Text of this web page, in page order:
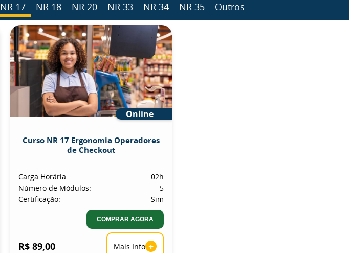
NR 17 NR 18 NR 20 NR 33 NR 34 NR 35 Outros
Online
Curso NR 17 Ergonomia Operadores
de Checkout
Carga Horária:
02h
Número de Módulos:
5
Certificação:
Sim
COMPRAR AGORA
R$ 89,00 Mais Info +